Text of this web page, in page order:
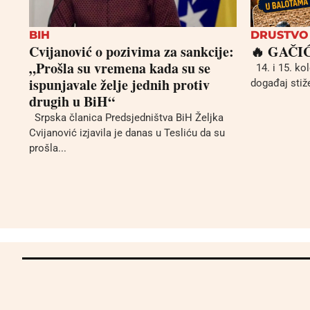
BIH
Cvijanović o pozivima za sankcije:
„Prošla su vremena kada su se
ispunjavale želje jednih protiv
drugih u BiH“
Srpska članica Predsjedništva BiH Željka
Cvijanović izjavila je danas u Tesliću da su
prošla...
DRUSTVO
🔥
14. i 15.
događaj